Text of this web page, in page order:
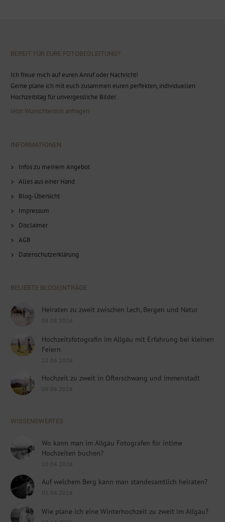
BEREIT FÜR EURE FOTOBEGLEITUNG?
Ich freue mich auf euren Anruf oder Nachricht!
Gerne plane ich mit euch zusammen euren perfekten, individuellen
Hochzeitstag für unvergessliche Bilder.
Jetzt Wunschtermin anfragen
INFORMATIONEN
Infos zu meinem Angebot
Alles aus einer Hand
Blog-Übersicht
Impressum
Disclaimer
AGB
Datenschutzerklärung
BELIEBTE BLOGEINTRÄGE
Heiraten zu zweit zwischen Lech, Bergen und Natur
08.08.2026
Hochzeitsfotografin im Allgäu mit Erfahrung bei kleinen
Feiern
22.06.2026
Hochzeit zu zweit in Ofterschwang und Immenstadt
09.06.2026
WISSENSWERTES
Wo kann man im Allgäu Fotografen für intime
Hochzeiten buchen?
10.04.2026
Auf welchem Berg kann man standesamtlich heiraten?
01.04.2026
Wie plane ich eine Winterhochzeit zu zweit im Allgäu?